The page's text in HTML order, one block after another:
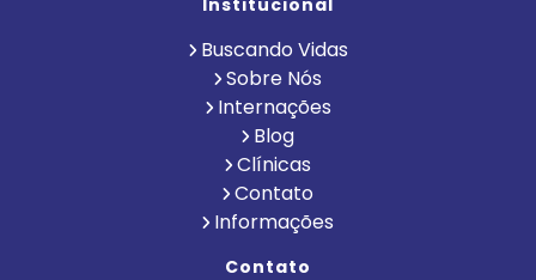
Institucional
Buscando Vidas
Sobre Nós
Internações
Blog
Clínicas
Contato
Informações
Contato